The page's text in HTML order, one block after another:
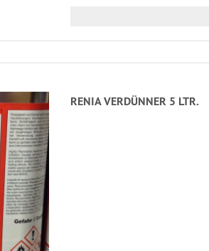
RENIA VERDÜNNER 5 LTR.